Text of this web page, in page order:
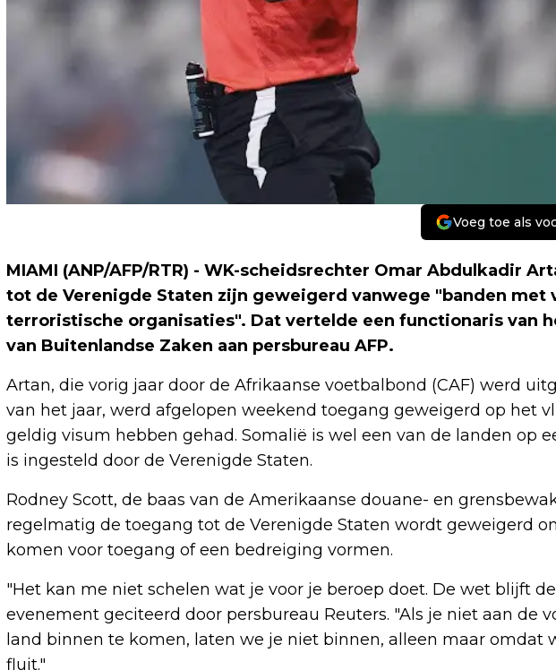
Voeg toe als
MIAMI (ANP/AFP/RTR) - WK-scheidsrechter Omar Abdulkadir
tot de Verenigde Staten zijn geweigerd vanwege "banden met
terroristische organisaties". Dat vertelde een functionaris van
van Buitenlandse Zaken aan persbureau AFP.
Artan, die vorig jaar door de Afrikaanse voetbalbond (CAF) werd
van het jaar, werd afgelopen weekend toegang geweigerd op het
geldig visum hebben gehad. Somalië is wel een van de landen op
is ingesteld door de Verenigde Staten.
Rodney Scott, de baas van de Amerikaanse douane- en
regelmatig de toegang tot de Verenigde Staten wordt geweigerd
komen voor toegang of een bedreiging vormen.
"Het kan me niet schelen wat je voor je beroep doet. De wet blijft
evenement geciteerd door persbureau Reuters. "Als je niet aan de
land binnen te komen, laten we je niet binnen, alleen maar omdat
fluit."